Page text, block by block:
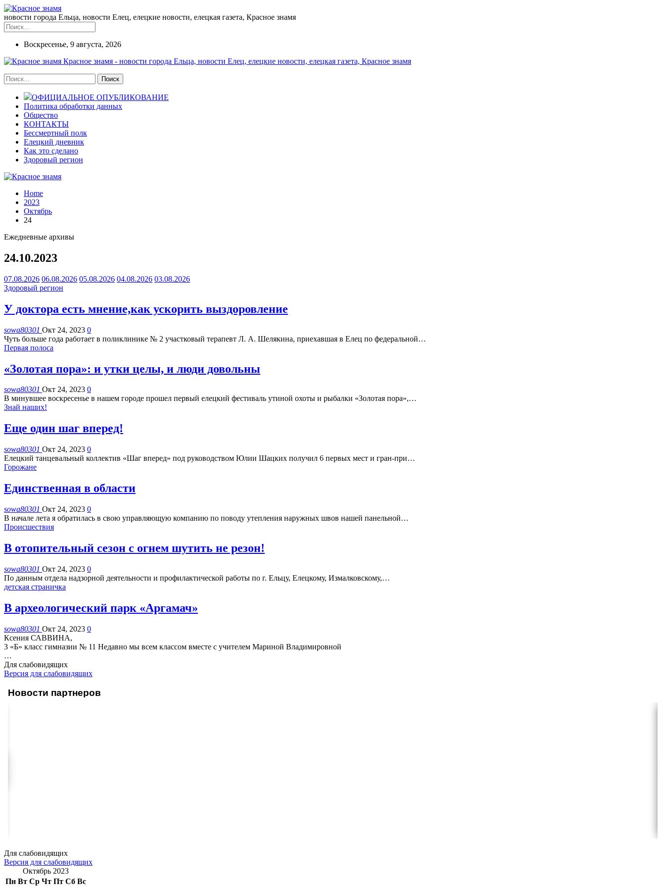
новости города Ельца, новости Елец, елецкие новости, елецкая газета, Красное знамя
Воскресенье, 9 августа, 2026
Красное знамя - новости города Ельца, новости Елец, елецкие новости, елецкая газета, Красное знамя
ОФИЦИАЛЬНОЕ ОПУБЛИКОВАНИЕ
Политика обработки данных
Общество
КОНТАКТЫ
Бессмертный полк
Елецкий дневник
Как это сделано
Здоровый регион
Home
2023
Октябрь
24
Ежедневные архивы
24.10.2023
07.08.2026 06.08.2026 05.08.2026 04.08.2026 03.08.2026
Здоровый регион
У доктора есть мнение,как ускорить выздоровление
sowa80301 Окт 24, 2023 0
Чуть больше года работает в поликлинике № 2 участковый терапевт Л. А. Шелякина, приехавшая в Елец по федеральной…
Первая полоса
«Золотая пора»: и утки целы, и люди довольны
sowa80301 Окт 24, 2023 0
В минувшее воскресенье в нашем городе прошел первый елецкий фестиваль утиной охоты и рыбалки «Золотая пора»,…
Знай наших!
Еще один шаг вперед!
sowa80301 Окт 24, 2023 0
Елецкий танцевальный коллектив «Шаг вперед» под руководством Юлии Шацких получил 6 первых мест и гран-при…
Горожане
Единственная в области
sowa80301 Окт 24, 2023 0
В начале лета я обратилась в свою управляющую компанию по поводу утепления наружных швов нашей панельной…
Происшествия
В отопительный сезон с огнем шутить не резон!
sowa80301 Окт 24, 2023 0
По данным отдела надзорной деятельности и профилактической работы по г. Ельцу, Елецкому, Измалковскому,…
детская страничка
В археологический парк «Аргамач»
sowa80301 Окт 24, 2023 0
Ксения САВВИНА,
3 «Б» класс гимназии № 11 Недавно мы всем классом вместе с учителем Мариной Владимировной
…
Для слабовидящих
Версия для слабовидящих
Новости партнеров
Для слабовидящих
Версия для слабовидящих
Октябрь 2023
Пн Вт Ср Чт Пт Сб Вс